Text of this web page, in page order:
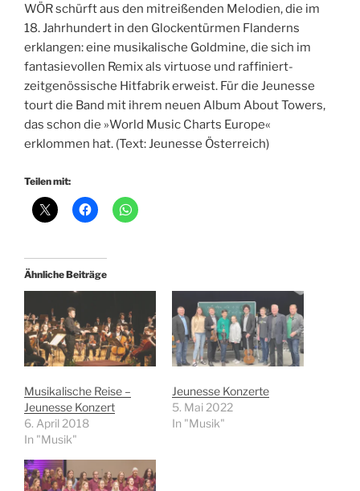
WÖR schürft aus den mitreißenden Melodien, die im
18. Jahrhundert in den Glockentürmen Flanderns
erklangen: eine musikalische Goldmine, die sich im
fantasievollen Remix als virtuose und raffiniert-
zeitgenössische Hitfabrik erweist. Für die Jeunesse
tourt die Band mit ihrem neuen Album About Towers,
das schon die »World Music Charts Europe«
erklommen hat. (Text: Jeunesse Österreich)
Teilen mit:
Ähnliche Beiträge
Musikalische Reise –
Jeunesse Konzert
6. April 2018
In "Musik"
Jeunesse Konzerte
5. Mai 2022
In "Musik"